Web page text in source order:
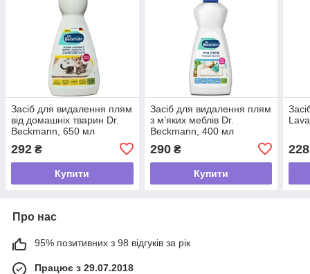
Засіб для видалення плям
від домашніх тварин Dr.
Beckmann, 650 мл
292 ₴
Купити
Засіб для видалення плям
з м’яких меблів Dr.
Beckmann, 400 мл
290₴
Купити
228
Про нас
95% позитивних з 98 відгуків за рік
Працює з 29.07.2018